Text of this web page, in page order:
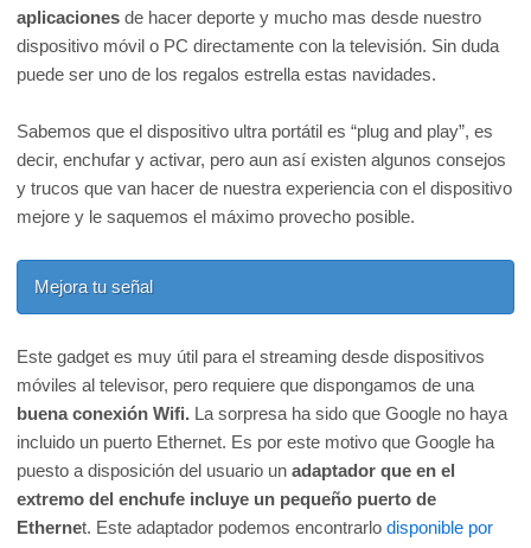
aplicaciones de hacer deporte y mucho mas desde nuestro
dispositivo móvil o PC directamente con la televisión. Sin duda
puede ser uno de los regalos estrella estas navidades.
Sabemos que el dispositivo ultra portátil es “plug and play”, es
decir, enchufar y activar, pero aun así existen algunos consejos
y trucos que van hacer de nuestra experiencia con el dispositivo
mejore y le saquemos el máximo provecho posible.
Mejora tu señal
Este gadget es muy útil para el streaming desde dispositivos
móviles al televisor, pero requiere que dispongamos de una
buena conexión Wifi. La sorpresa ha sido que Google no haya
incluido un puerto Ethernet. Es por este motivo que Google ha
puesto a disposición del usuario un adaptador que en el
extremo del enchufe incluye un pequeño puerto de
Ethernet. Este adaptador podemos encontrarlo disponible por